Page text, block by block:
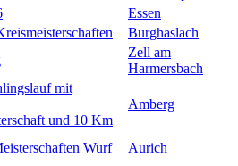
Essen
Burghaslach
Zell am
Harmersbach
mit
und 10 Km
Amberg
Wurf
Aurich